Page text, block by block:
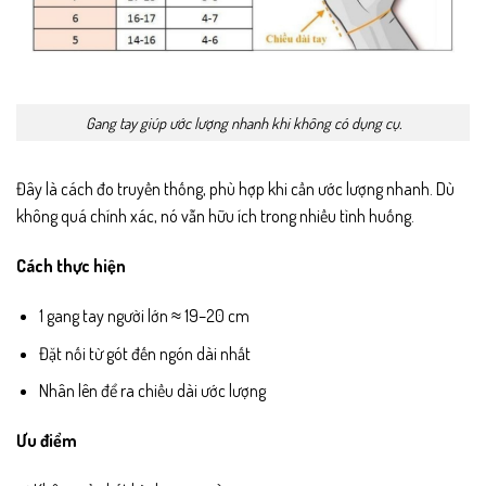
Gang tay giúp ước lượng nhanh khi không có dụng cụ.
Đây là cách đo truyền thống, phù hợp khi cần ước lượng nhanh. Dù
không quá chính xác, nó vẫn hữu ích trong nhiều tình huống.
Cách thực hiện
1 gang tay người lớn ≈ 19–20 cm
Đặt nối từ gót đến ngón dài nhất
Nhân lên để ra chiều dài ước lượng
Ưu điểm